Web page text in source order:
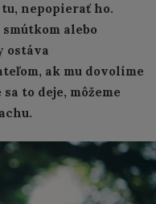
nepopierať ho.
alebo
ostáva
ak mu dovolíme
to deje, môžeme